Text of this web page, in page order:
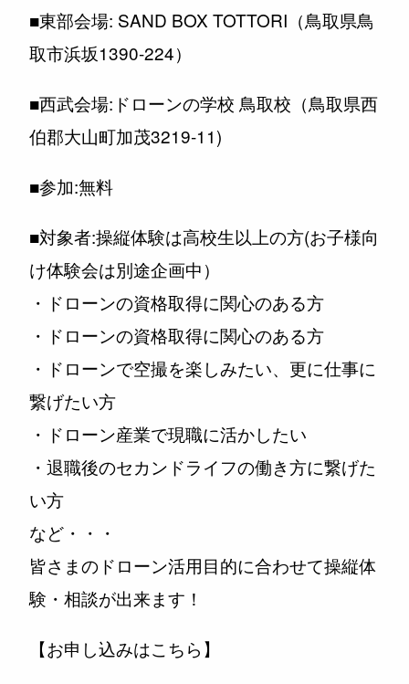
■東部会場: SAND BOX TOTTORI（鳥取県鳥
取市浜坂1390-224）
■西武会場:ドローンの学校 鳥取校（鳥取県西
伯郡大山町加茂3219-11)
■参加:無料
■対象者:操縦体験は高校生以上の方(お子様向
け体験会は別途企画中）
・ドローンの資格取得に関心のある方
・ドローンの資格取得に関心のある方
・ドローンで空撮を楽しみたい、更に仕事に
繋げたい方
・ドローン産業で現職に活かしたい
・退職後のセカンドライフの働き方に繋げた
い方
など・・・
皆さまのドローン活用目的に合わせて操縦体
験・相談が出来ます！
【お申し込みはこちら】